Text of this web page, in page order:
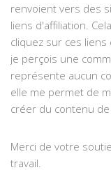
renvoient vers des
liens d'affiliation.
cliquez sur ces
je perçois une
représente aucun
elle me permet de
créer du contenu de
Merci de votre
travail.